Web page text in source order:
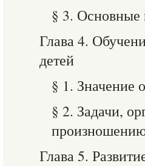
§ 3. Основные
Глава 4.
детей
§ 1. Значение
§ 2. Задачи,
Глава 5.